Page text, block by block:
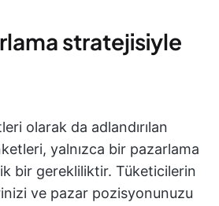
stratejisiyle
olarak da adlandırılan
yalnızca bir pazarlama
bir gerekliliktir. Tüketicilerin
ve pazar pozisyonunuzu